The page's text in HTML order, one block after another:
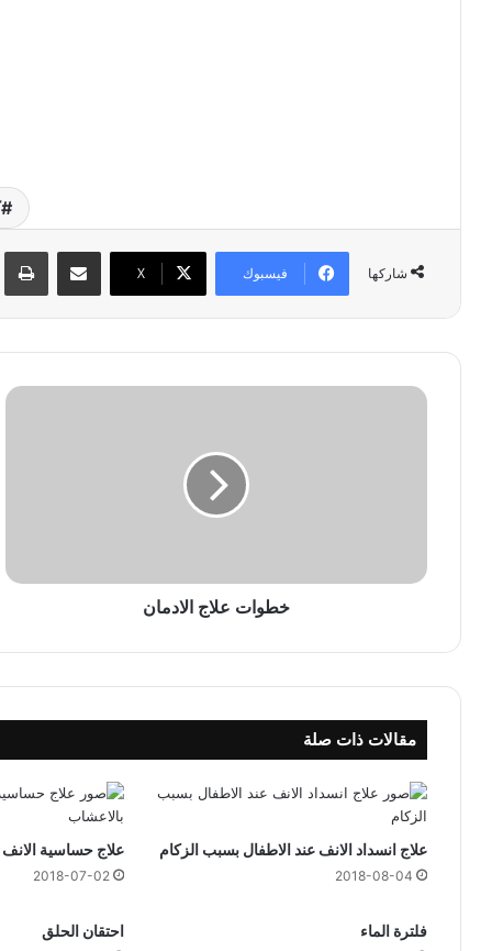
شاركها فيسبوك ‫X
خ
ج
ا
ا
ن
خطوات علاج الادمان
مقالات ذات صلة
علاج انسداد الانف عند الاطفال بسبب الزكام
2018-08-04
علاج حساسية الانف
2018-07-02
فلترة الماء احتقان الحلق